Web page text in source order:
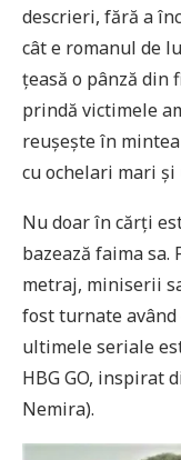
descrieri, fără a
cât e romanul de
țeasă o pânză din
prindă victimele
reușește în
cu ochelari mari și
Nu doar în cărți
bazează faima
metraj, miniserii
fost turnate
ultimele seriale
HBG GO, inspirat
Nemira).